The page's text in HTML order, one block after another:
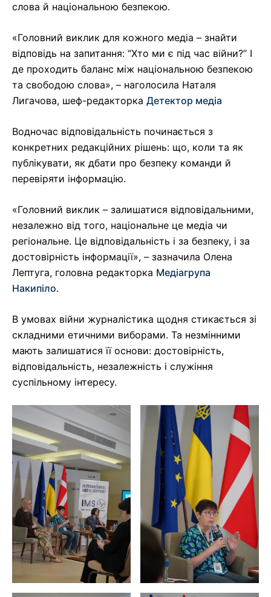
слова й національною безпекою.
«Головний виклик для кожного медіа – знайти
відповідь на запитання: “Хто ми є під час війни?” І
де проходить баланс між національною безпекою
та свободою слова», – наголосила Наталя
Лигачова, шеф-редакторка Детектор медіа
Водночас відповідальність починається з
конкретних редакційних рішень: що, коли та як
публікувати, як дбати про безпеку команди й
перевіряти інформацію.
«Головний виклик – залишатися відповідальними,
незалежно від того, національне це медіа чи
регіональне. Це відповідальність і за безпеку, і за
достовірність інформації», – зазначила Олена
Лептуга, головна редакторка Медіагрупа
Накипіло.
В умовах війни журналістика щодня стикається зі
складними етичними виборами. Та незмінними
мають залишатися її основи: достовірність,
відповідальність, незалежність і служіння
суспільному інтересу.